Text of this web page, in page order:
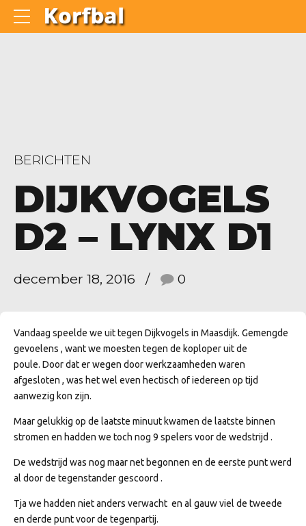
BERICHTEN
DIJKVOGELS
D2 – LYNX D1
december 18, 2016 0
Vandaag speelde we uit tegen Dijkvogels in Maasdijk. Gemengde
gevoelens , want we moesten tegen de koploper uit de
poule. Door dat er wegen door werkzaamheden waren
afgesloten , was het wel even hectisch of iedereen op tijd
aanwezig kon zijn.
Maar gelukkig op de laatste minuut kwamen de laatste binnen
stromen en hadden we toch nog 9 spelers voor de wedstrijd .
De wedstrijd was nog maar net begonnen en de eerste punt werd
al door de tegenstander gescoord .
Tja we hadden niet anders verwacht en al gauw viel de tweede
en derde punt voor de tegenpartij.